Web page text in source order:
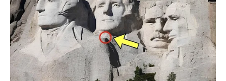
ΔΕΥΤΕΡΑ 15-6-2026: ΣΤΟΙΧΕΙΑ ΨΥΞΗΣ-
ΚΛΙΜΑΤΙΣΜΟΥ
ΔΕΥΤΕΡΑ 15-6-2026: ΚΙΝΗΤΗΡΕΣ